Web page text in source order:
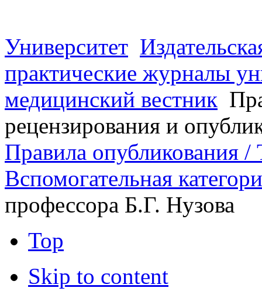
Университет
практические журналы
медицинский вестник
рецензирования и
Правила опубликования
Вспомогательная
профессора Б.Г. Нузова
Top
Skip to content